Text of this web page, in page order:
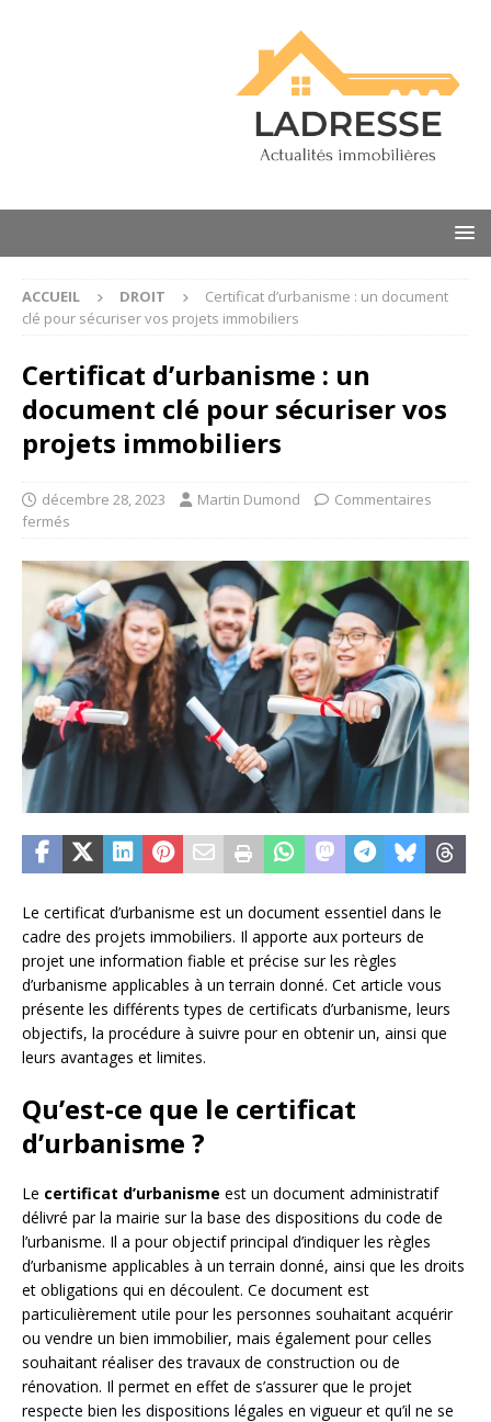
ACCUEIL DROIT
Certificat d’urbanisme : un document
clé pour sécuriser vos projets immobiliers
Certificat d’urbanisme : un
document clé pour sécuriser vos
projets immobiliers
décembre 28, 2023 Martin Dumond
Commentaires
fermés
Le certificat d’urbanisme est un document essentiel dans le
cadre des projets immobiliers. Il apporte aux porteurs de
projet une information fiable et précise sur les règles
d’urbanisme applicables à un terrain donné. Cet article vous
présente les différents types de certificats d’urbanisme, leurs
objectifs, la procédure à suivre pour en obtenir un, ainsi que
leurs avantages et limites.
Qu’est-ce que le certificat
d’urbanisme ?
Le certificat d’urbanisme est un document administratif
délivré par la mairie sur la base des dispositions du code de
l’urbanisme. Il a pour objectif principal d’indiquer les règles
d’urbanisme applicables à un terrain donné, ainsi que les droits
et obligations qui en découlent. Ce document est
particulièrement utile pour les personnes souhaitant acquérir
ou vendre un bien immobilier, mais également pour celles
souhaitant réaliser des travaux de construction ou de
rénovation. Il permet en effet de s’assurer que le projet
respecte bien les dispositions légales en vigueur et qu’il ne se